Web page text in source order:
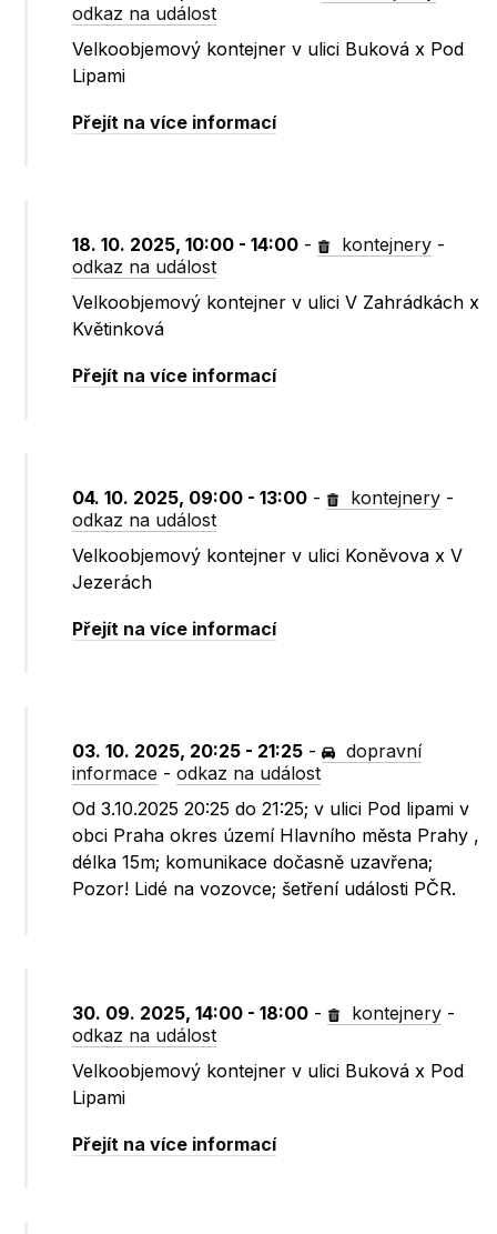
odkaz na událost
Velkoobjemový kontejner v ulici Buková x Pod
Lipami
Přejít na více informací
18. 10. 2025, 10:00 - 14:00 - kontejnery -
odkaz na událost
Velkoobjemový kontejner v ulici V Zahrádkách x
Květinková
Přejít na více informací
04. 10. 2025, 09:00 - 13:00 - kontejnery -
odkaz na událost
Velkoobjemový kontejner v ulici Koněvova x V
Jezerách
Přejít na více informací
03. 10. 2025, 20:25 - 21:25 -
dopravní
informace -odkaz na událost
Od 3.10.2025 20:25 do 21:25; v ulici Pod lipami v
obci Praha okres území Hlavního města Prahy ,
délka 15m; komunikace dočasně uzavřena;
Pozor! Lidé na vozovce; šetření události PČR.
30. 09. 2025, 14:00 - 18:00 - kontejnery -
odkaz na událost
Velkoobjemový kontejner v ulici Buková x Pod
Lipami
Přejít na více informací